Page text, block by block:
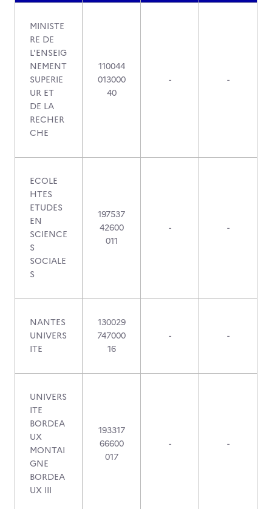
MINISTE
RE DE
L'ENSEIG
NEMENT
SUPERIE
UR ET
DE LA
RECHER
CHE
110044
013000
40
- -
ECOLE
HTES
ETUDES
EN
SCIENCE
S
SOCIALE
S
197537
42600
011
- -
NANTES
UNIVERS
ITE
130029
747000
16
- -
UNIVERS
ITE
BORDEA
UX
MONTAI
GNE
BORDEA
UX III
193317
66600
017
- -